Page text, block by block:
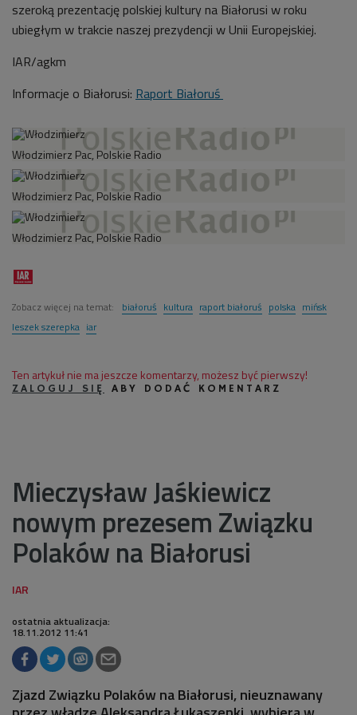
szeroką prezentację polskiej kultury na Białorusi w roku
ubiegłym w trakcie naszej prezydencji w Unii Europejskiej.
IAR/agkm
Informacje o Białorusi: Raport Białoruś
Włodzimierz Pac, Polskie Radio
Włodzimierz Pac, Polskie Radio
Włodzimierz Pac, Polskie Radio
Zobacz więcej na temat: białoruś kultura raport białoruś polska mińsk
leszek szerepka iar
Ten artykuł nie ma jeszcze komentarzy, możesz być pierwszy!
ZALOGUJ SIĘ ABY DODAĆ KOMENTARZ
Mieczysław Jaśkiewicz
nowym prezesem Związku
Polaków na Białorusi
ostatnia aktualizacja:
18.11.2012 11:41
Zjazd Związku Polaków na Białorusi, nieuznawany